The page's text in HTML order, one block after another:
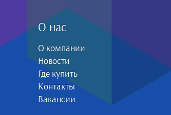
О нас
О компании
Новости
Где купить
Контакты
Вакансии